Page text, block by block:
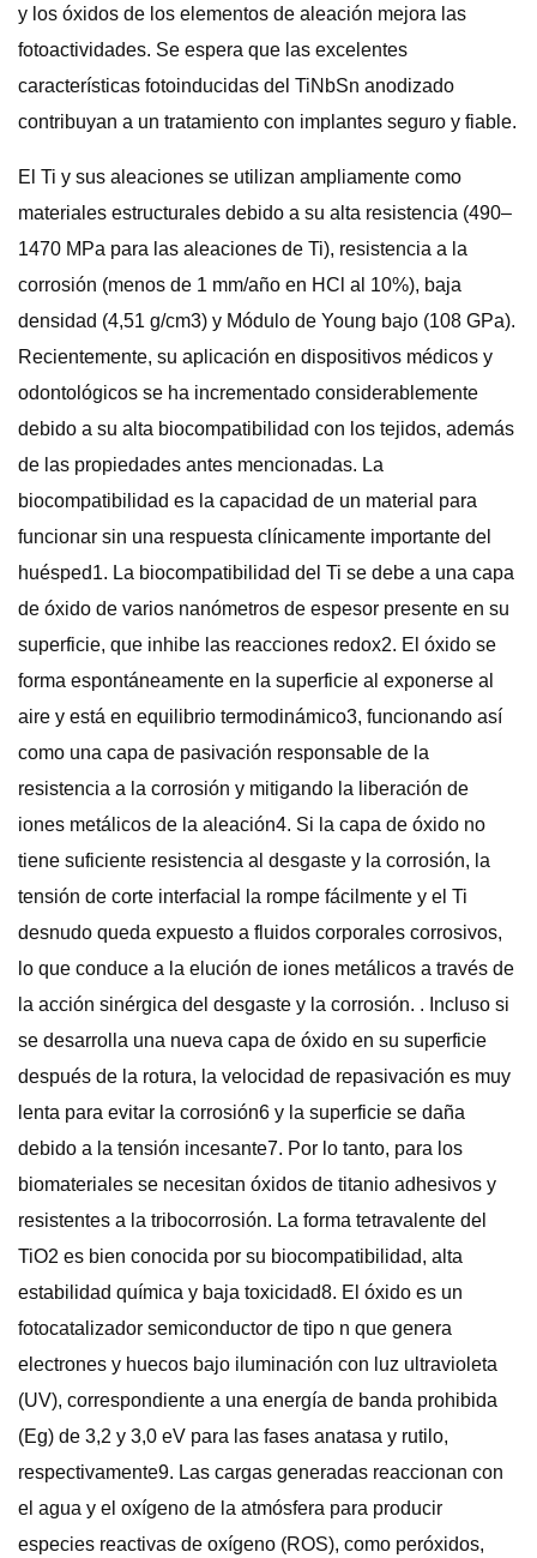
y los óxidos de los elementos de aleación mejora las
fotoactividades. Se espera que las excelentes
características fotoinducidas del TiNbSn anodizado
contribuyan a un tratamiento con implantes seguro y fiable.
El Ti y sus aleaciones se utilizan ampliamente como
materiales estructurales debido a su alta resistencia (490–
1470 MPa para las aleaciones de Ti), resistencia a la
corrosión (menos de 1 mm/año en HCl al 10%), baja
densidad (4,51 g/cm3) y Módulo de Young bajo (108 GPa).
Recientemente, su aplicación en dispositivos médicos y
odontológicos se ha incrementado considerablemente
debido a su alta biocompatibilidad con los tejidos, además
de las propiedades antes mencionadas. La
biocompatibilidad es la capacidad de un material para
funcionar sin una respuesta clínicamente importante del
huésped1. La biocompatibilidad del Ti se debe a una capa
de óxido de varios nanómetros de espesor presente en su
superficie, que inhibe las reacciones redox2. El óxido se
forma espontáneamente en la superficie al exponerse al
aire y está en equilibrio termodinámico3, funcionando así
como una capa de pasivación responsable de la
resistencia a la corrosión y mitigando la liberación de
iones metálicos de la aleación4. Si la capa de óxido no
tiene suficiente resistencia al desgaste y la corrosión, la
tensión de corte interfacial la rompe fácilmente y el Ti
desnudo queda expuesto a fluidos corporales corrosivos,
lo que conduce a la elución de iones metálicos a través de
la acción sinérgica del desgaste y la corrosión. . Incluso si
se desarrolla una nueva capa de óxido en su superficie
después de la rotura, la velocidad de repasivación es muy
lenta para evitar la corrosión6 y la superficie se daña
debido a la tensión incesante7. Por lo tanto, para los
biomateriales se necesitan óxidos de titanio adhesivos y
resistentes a la tribocorrosión. La forma tetravalente del
TiO2 es bien conocida por su biocompatibilidad, alta
estabilidad química y baja toxicidad8. El óxido es un
fotocatalizador semiconductor de tipo n que genera
electrones y huecos bajo iluminación con luz ultravioleta
(UV), correspondiente a una energía de banda prohibida
(Eg) de 3,2 y 3,0 eV para las fases anatasa y rutilo,
respectivamente9. Las cargas generadas reaccionan con
el agua y el oxígeno de la atmósfera para producir
especies reactivas de oxígeno (ROS), como peróxidos,